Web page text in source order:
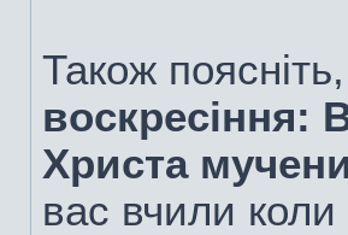
Також
воскресіння:
Христа
вас вчили